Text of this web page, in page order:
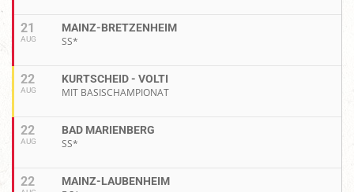
21
AUG
MAINZ-BRETZENHEIM
SS*
22
AUG
KURTSCHEID - VOLTI
MIT BASISCHAMPIONAT
22
AUG
BAD MARIENBERG
SS*
22 MAINZ-LAUBENHEIM